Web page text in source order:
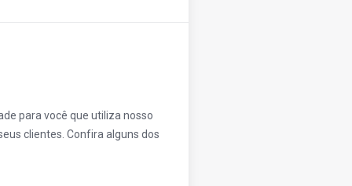
para você que utiliza nosso
clientes. Confira alguns dos